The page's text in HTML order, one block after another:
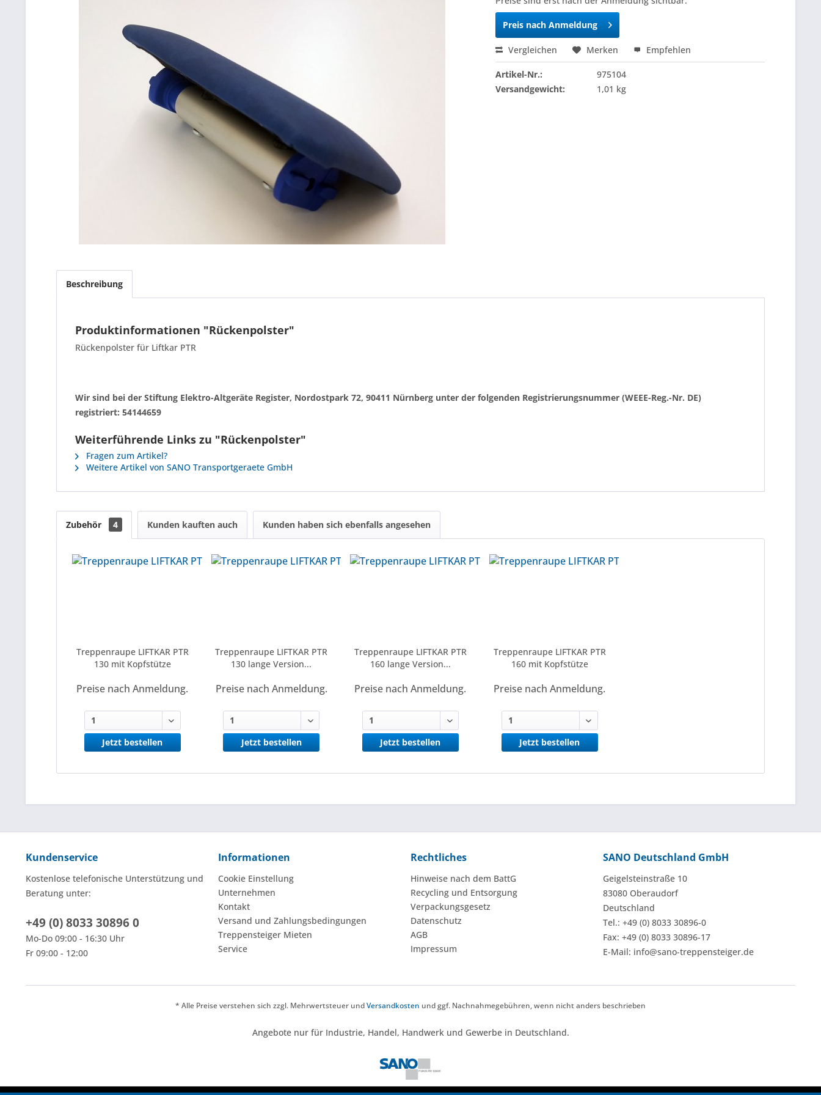
Preis nach Anmeldung
Vergleichen Merken Empfehlen
Artikel-Nr.:
975104
Versandgewicht:
1,01 kg
Beschreibung
Produktinformationen "Rückenpolster"
Rückenpolster für Liftkar PTR
Wir sind bei der Stiftung Elektro-Altgeräte Register, Nordostpark 72, 90411 Nürnberg unter der folgenden Registrierungsnummer (WEEE-Reg.-Nr. DE)
registriert: 54144659
Weiterführende Links zu "Rückenpolster"
Fragen zum Artikel?
Weitere Artikel von SANO Transportgeraete GmbH
Zubehör 4 Kunden kauften auch Kunden haben sich ebenfalls angesehen
Treppenraupe LIFTKAR PTR
130 mit Kopfstütze
Preise nach Anmeldung.
Jetzt bestellen
Treppenraupe LIFTKAR PTR
130 lange Version...
Preise nach Anmeldung.
Jetzt bestellen
Treppenraupe LIFTKAR PTR
160 lange Version...
Preise nach Anmeldung.
Jetzt bestellen
Treppenraupe LIFTKAR PTR
160 mit Kopfstütze
Preise nach Anmeldung.
Jetzt bestellen
Kundenservice
Kostenlose telefonische Unterstützung und
Beratung unter:
+49 (0) 8033 30896 0
Mo-Do 09:00 - 16:30 Uhr
Fr 09:00 - 12:00
Informationen
Cookie Einstellung
Unternehmen
Kontakt
Versand und Zahlungsbedingungen
Treppensteiger Mieten
Service
Rechtliches
Hinweise nach dem BattG
Recycling und Entsorgung
Verpackungsgesetz
Datenschutz
AGB
Impressum
SANO Deutschland GmbH
Geigelsteinstraße 10
83080 Oberaudorf
Deutschland
Tel.: +49 (0) 8033 30896-0
Fax: +49 (0) 8033 30896-17
E-Mail: info@sano-treppensteiger.de
* Alle Preise verstehen sich zzgl. Mehrwertsteuer undVersandkosten und ggf. Nachnahmegebühren, wenn nicht anders beschrieben
Angebote nur für Industrie, Handel, Handwerk und Gewerbe in Deutschland.